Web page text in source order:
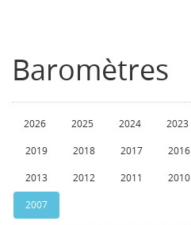
Baromètres
2026 2025 2024 2023
2019 2018 2017 2016
2013 2012 2011 2010
2007